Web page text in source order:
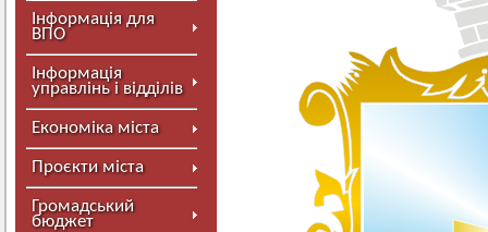
Інформація для
ВПО
Інформація
управлінь і відділів
Економіка міста
Проєкти міста
Громадський
бюджет